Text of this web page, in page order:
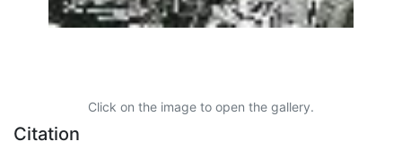
Click on the image to open the gallery.
Citation